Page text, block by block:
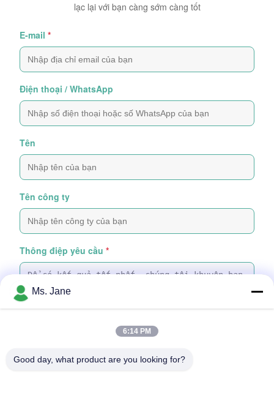
lạc lại với bạn càng sớm càng tốt
E-mail *
Điện thoại / WhatsApp
Tên
Tên công ty
Thông điệp yêu cầu *
Thêm tệp
Ms. Jane
6:14 PM
Good day, what product are you looking for?